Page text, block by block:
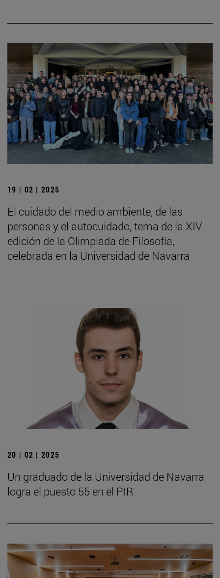
19 | 02 | 2025
El cuidado del medio ambiente, de las
personas y el autocuidado, tema de la XIV
edición de la Olimpiada de Filosofía,
celebrada en la Universidad de Navarra
20 | 02 | 2025
Un graduado de la Universidad de Navarra
logra el puesto 55 en el PIR